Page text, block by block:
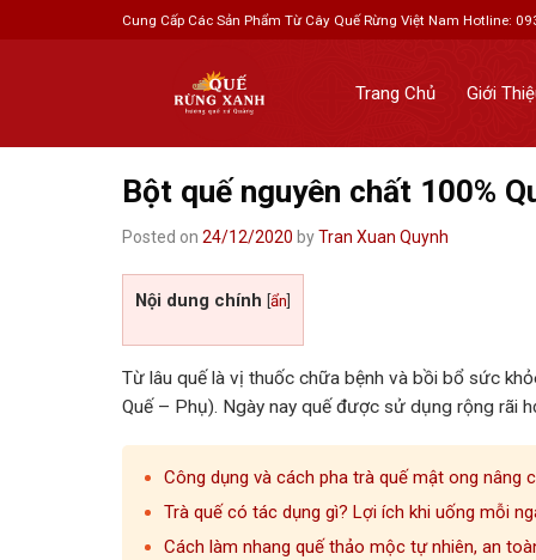
Cung Cấp Các Sản Phẩm Từ Cây Quế Rừng Việt Nam Hotline:
Trang Chủ Giới
Bột quế nguyên chất 100%
Posted on 24/12/2020 byTran Xuan Quynh
Nội dung chính ẩn
Từ lâu quế là vị thuốc chữa bệnh và bồi bổ sức
Quế – Phụ). Ngày nay quế được sử dụng rộng rãi
Công dụng và cách pha trà quế mật ong nâng
Trà quế có tác dụng gì? Lợi ích khi uống mỗi
Cách làm nhang quế thảo mộc tự nhiên, an